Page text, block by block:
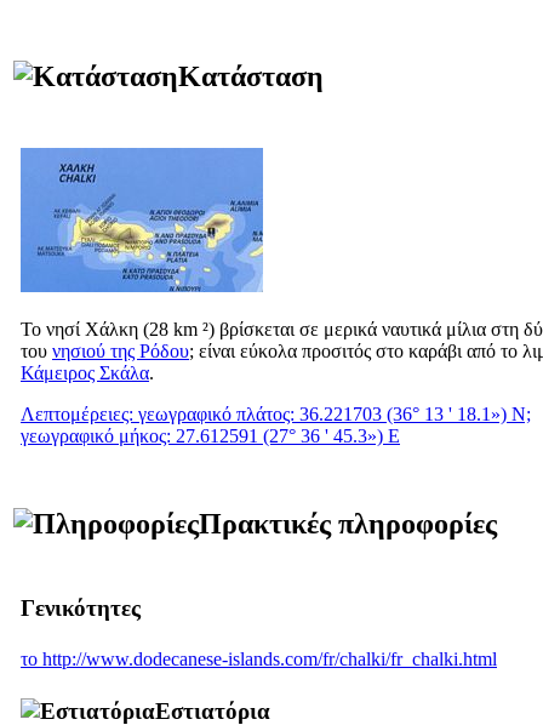
Κατάσταση
Το νησί Χάλκη (28 km ²) βρίσκεται σε μερικά ναυτικά μίλια στη
του νησιού της Ρόδου; είναι εύκολα προσιτός στο καράβι από το
Κάμειρος Σκάλα.
Λεπτομέρειες: γεωγραφικό πλάτος: 36.221703 (36° 13 ' 18.1») Ν;
γεωγραφικό μήκος: 27.612591 (27° 36 ' 45.3») Ε
Πρακτικές πληροφορίες
Γενικότητες
το http://www.dodecanese-islands.com/fr/chalki/fr_chalki.html
Εστιατόρια